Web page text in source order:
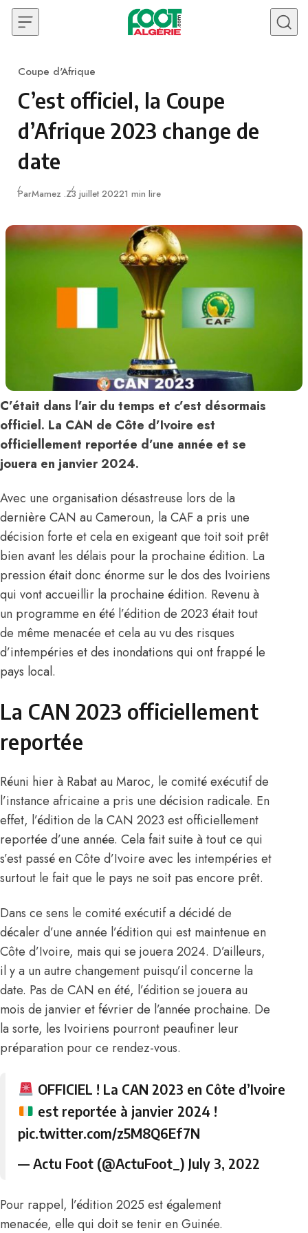
Skip to content
Category
Coupe d'Afrique
C’est officiel, la Coupe
d’Afrique 2023 change de
date
ParMamez .ZPublié
3 juillet 20221 min lire
C’était dans l’air du temps et c’est désormais
officiel. La CAN de Côte d’Ivoire est
officiellement reportée d’une année et se
jouera en janvier 2024.
Avec une organisation désastreuse lors de la
dernière CAN au Cameroun, la CAF a pris une
décision forte et cela en exigeant que toit soit prêt
bien avant les délais pour la prochaine édition. La
pression était donc énorme sur le dos des Ivoiriens
qui vont accueillir la prochaine édition. Revenu à
un programme en été l’édition de 2023 était tout
de même menacée et cela au vu des risques
d’intempéries et des inondations qui ont frappé le
pays local.
La CAN 2023 officiellement
reportée
Réuni hier à Rabat au Maroc, le comité exécutif de
l’instance africaine a pris une décision radicale. En
effet, l’édition de la CAN 2023 est officiellement
reportée d’une année. Cela fait suite à tout ce qui
s’est passé en Côte d’Ivoire avec les intempéries et
surtout le fait que le pays ne soit pas encore prêt.
Dans ce sens le comité exécutif a décidé de
décaler d’une année l’édition qui est maintenue en
Côte d’Ivoire, mais qui se jouera 2024. D’ailleurs,
il y a un autre changement puisqu’il concerne la
date. Pas de CAN en été, l’édition se jouera au
mois de janvier et février de l’année prochaine. De
la sorte, les Ivoiriens pourront peaufiner leur
préparation pour ce rendez-vous.
OFFICIEL ! La CAN 2023 en Côte d’Ivoire
est reportée à janvier 2024 !
pic.twitter.com/z5M8Q6Ef7N
— Actu Foot (@ActuFoot_) July 3, 2022
Pour rappel, l’édition 2025 est également
menacée, elle qui doit se tenir en Guinée.